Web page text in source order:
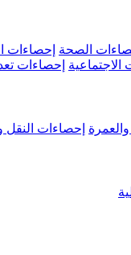
الصحة إحصاءات
إحصاءات
إحصاءات النقل